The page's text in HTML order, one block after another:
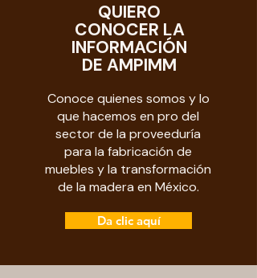
QUIERO
CONOCER LA
INFORMACIÓN
DE AMPIMM
Conoce quienes somos y lo
que hacemos en pro del
sector de la proveeduría
para la fabricación de
muebles y la transformación
de la madera en México.
Da clic aquí